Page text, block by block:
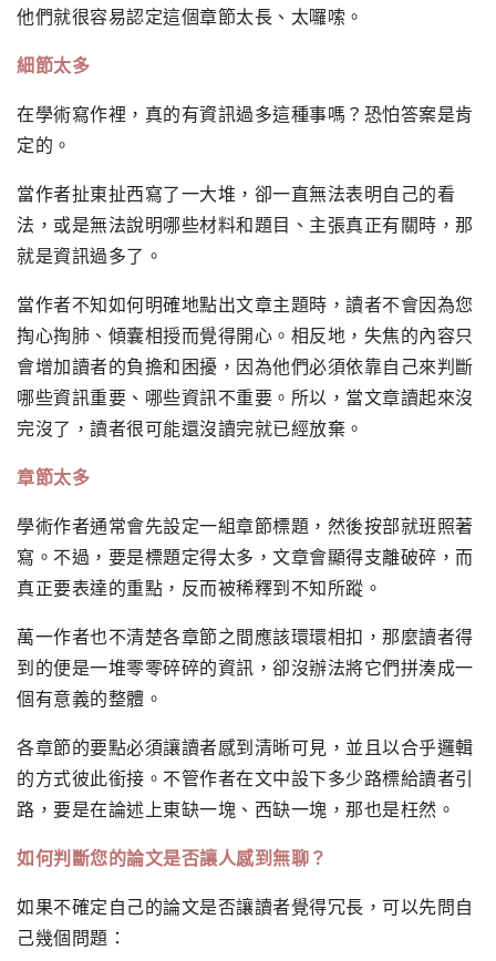
他們就很容易認定這個章節太長、太囉嗦。
細節太多
在學術寫作裡，真的有資訊過多這種事嗎？恐怕答案是肯
定的。
當作者扯東扯西寫了一大堆，卻一直無法表明自己的看
法，或是無法說明哪些材料和題目、主張真正有關時，那
就是資訊過多了。
當作者不知如何明確地點出文章主題時，讀者不會因為您
掏心掏肺、傾囊相授而覺得開心。相反地，失焦的內容只
會增加讀者的負擔和困擾，因為他們必須依靠自己來判斷
哪些資訊重要、哪些資訊不重要。所以，當文章讀起來沒
完沒了，讀者很可能還沒讀完就已經放棄。
章節太多
學術作者通常會先設定一組章節標題，然後按部就班照著
寫。不過，要是標題定得太多，文章會顯得支離破碎，而
真正要表達的重點，反而被稀釋到不知所蹤。
萬一作者也不清楚各章節之間應該環環相扣，那麼讀者得
到的便是一堆零零碎碎的資訊，卻沒辦法將它們拼湊成一
個有意義的整體。
各章節的要點必須讓讀者感到清晰可見，並且以合乎邏輯
的方式彼此銜接。不管作者在文中設下多少路標給讀者引
路，要是在論述上東缺一塊、西缺一塊，那也是枉然。
如何判斷您的論文是否讓人感到無聊？
如果不確定自己的論文是否讓讀者覺得冗長，可以先問自
己幾個問題：